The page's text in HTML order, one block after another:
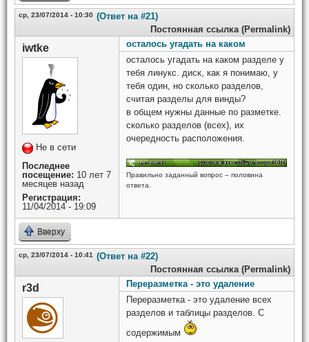
ср, 23/07/2014 - 10:30 (Ответ на #21)
Постоянная ссылка (Permalink)
iwtke
Не в сети
Последнее
посещение: 10 лет 7
месяцев назад
Регистрация:
11/04/2014 - 19:09
осталось угадать на каком
осталось угадать на каком разделе у
тебя линукс. диск, как я понимаю, у
тебя один, но сколько разделов,
считая разделы для винды?
в общем нужны данные по разметке.
сколько разделов (всех), их
очередность расположения.
Правильно заданный вопрос – половина
ответа.
Вверху
ср, 23/07/2014 - 10:41
(Ответ на #22)
Постоянная ссылка (Permalink)
r3d
Переразметка - это удаление
Переразметка - это удаление всех
разделов и таблицы разделов. С
содержимым